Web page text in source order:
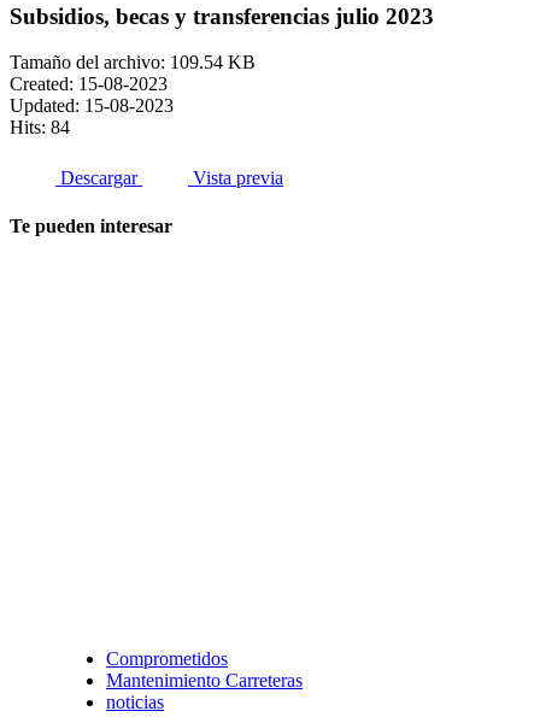
Subsidios, becas y transferencias julio 2023
Tamaño del archivo: 109.54 KB
Created: 15-08-2023
Updated: 15-08-2023
Hits: 84
Descargar Vista previa
Te pueden interesar
Comprometidos
Mantenimiento Carreteras
noticias